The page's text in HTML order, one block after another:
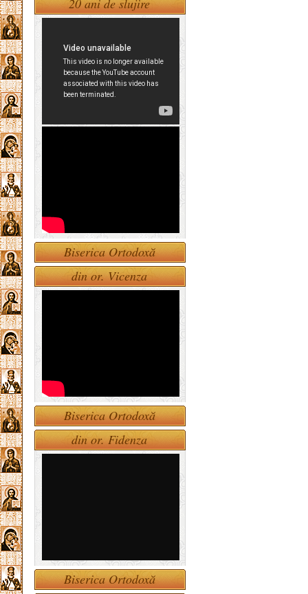
20 ani de slujire
Biserica Ortodoxă
din or. Vicenza
Biserica Ortodoxă
din or. Fidenza
Biserica Ortodoxă